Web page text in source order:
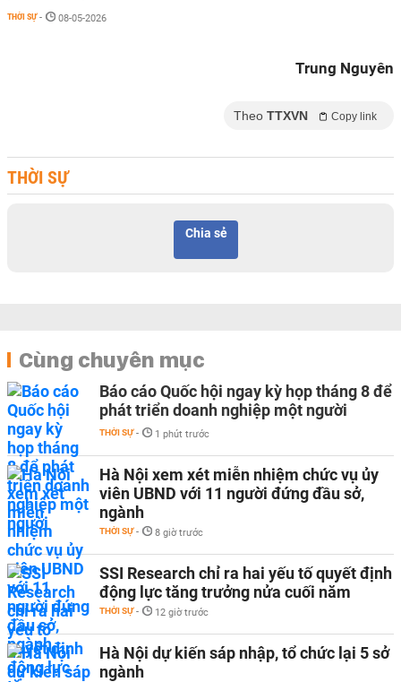
THỜI SỰ - 08-05-2026
Trung Nguyên
Theo TTXVN Copy link
THỜI SỰ
Chia sẻ
Cùng chuyên mục
Báo cáo Quốc hội ngay kỳ họp tháng 8 để
phát triển doanh nghiệp một người
THỜI SỰ - 1 phút trước
Hà Nội xem xét miễn nhiệm chức vụ ủy
viên UBND với 11 người đứng đầu sở,
ngành
THỜI SỰ - 8 giờ trước
SSI Research chỉ ra hai yếu tố quyết định
động lực tăng trưởng nửa cuối năm
THỜI SỰ - 12 giờ trước
Hà Nội dự kiến sáp nhập, tổ chức lại 5 sở
ngành